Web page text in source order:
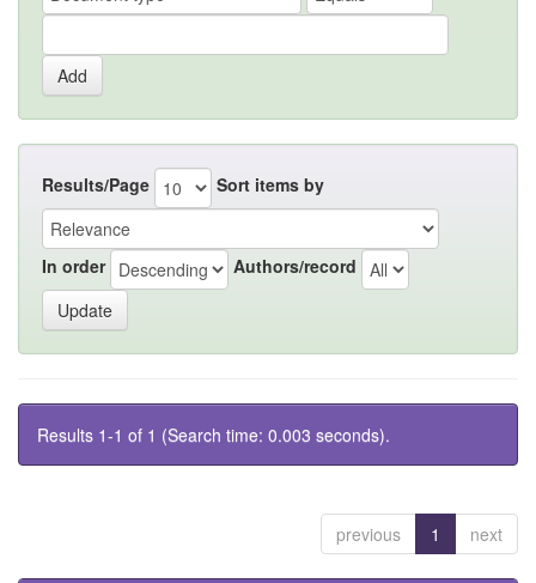
Results/Page Sort items by
In order Authors/record
Results 1-1 of 1 (Search time: 0.003 seconds).
previous 1 next